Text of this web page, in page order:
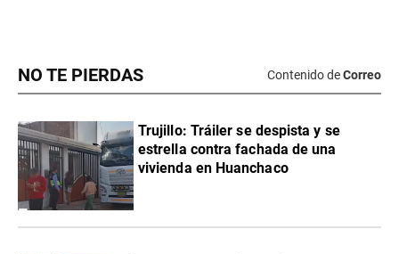
NO TE PIERDAS Contenido deCorreo
Trujillo: Tráiler se despista y se
estrella contra fachada de una
vivienda en Huanchaco